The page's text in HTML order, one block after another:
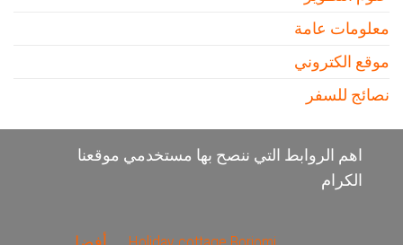
معلومات عامة
موقع الكتروني
نصائج للسفر
اهم الروابط التي ننصح بها مستخدمي موقعنا
الكرام